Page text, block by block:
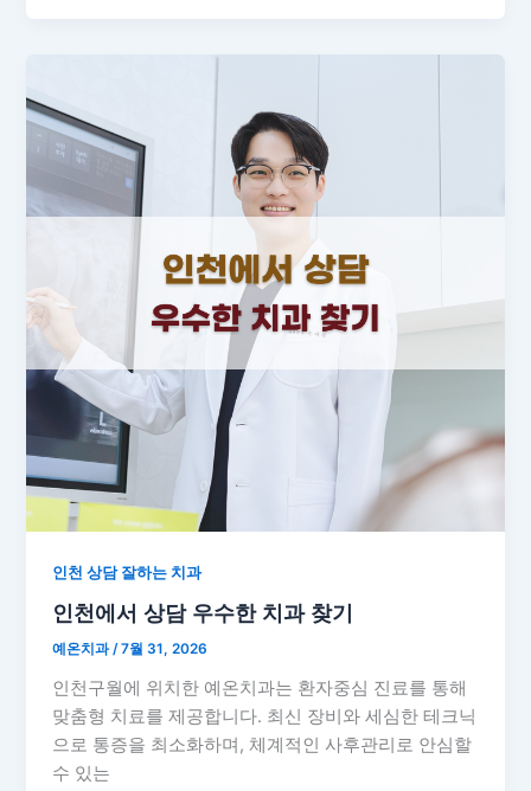
인천 상담 잘하는 치과
인천에서 상담 우수한 치과 찾기
예온치과/7월 31, 2026
인천구월에 위치한 예온치과는 환자중심 진료를 통해
맞춤형 치료를 제공합니다. 최신 장비와 세심한 테크닉
으로 통증을 최소화하며, 체계적인 사후관리로 안심할
수 있는